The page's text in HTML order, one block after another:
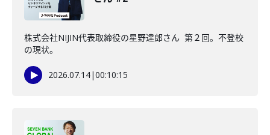
株式会社NIJIN代表取締役の星野達郎さん 第２回。不登校
の現状。
2026.07.14|00:10:15